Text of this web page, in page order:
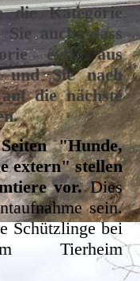
die Kategorie
auch, dass
evtl. aus
und Sie nach
die nächste
"Hunde,
extern" stellen
vor.Dies
sein.
Schützlinge bei
Tierheim